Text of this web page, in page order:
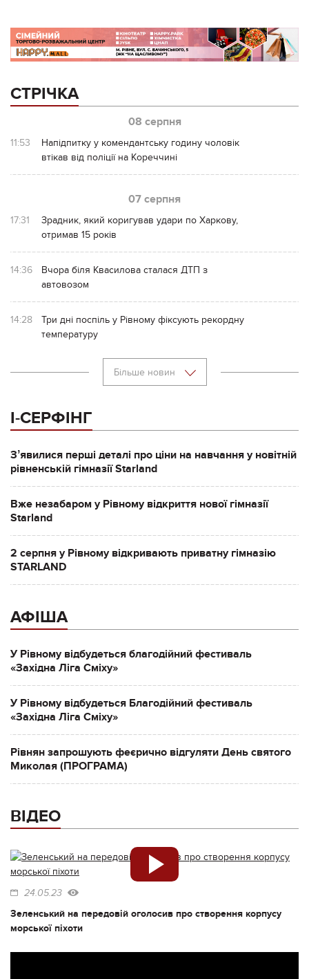
СТРІЧКА
08 серпня
11:53
Напідпитку у комендантську годину чоловік
втікав від поліції на Кореччині
07 серпня
17:31
Зрадник, який коригував удари по Харкову,
отримав 15 років
14:36
Вчора біля Квасилова сталася ДТП з
автовозом
14:28
Три дні поспіль у Рівному фіксують рекордну
температуру
Більше новин
І-СЕРФІНГ
Зʼявилися перші деталі про ціни на навчання у новітній
рівненській гімназії Starland
Вже незабаром у Рівному відкриття нової гімназії
Starland
2 серпня у Рівному відкривають приватну гімназію
STARLAND
АФІША
У Рівному відбудеться благодійний фестиваль
«Західна Ліга Сміху»
У Рівному відбудеться Благодійний фестиваль
«Західна Ліга Сміху»
Рівнян запрошують феєрично відгуляти День святого
Миколая (ПРОГРАМА)
ВІДЕО
24.05.23
Зеленський на передовій оголосив про створення корпусу
морської піхоти